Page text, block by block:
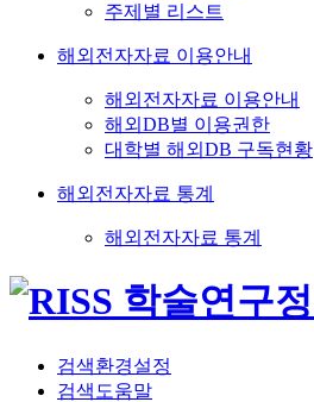
주제별 리스트
해외전자자료 이용안내
해외전자자료 이용안내
해외DB별 이용권한
대학별 해외DB 구독현황
해외전자자료 통계
해외전자자료 통계
검색환경설정
검색도움말